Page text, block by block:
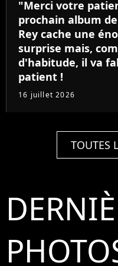
"Merci votre
prochain album
Rey cache une
surprise mais,
d'habitude, il va
patient !
16 juillet 2026
TOUTES